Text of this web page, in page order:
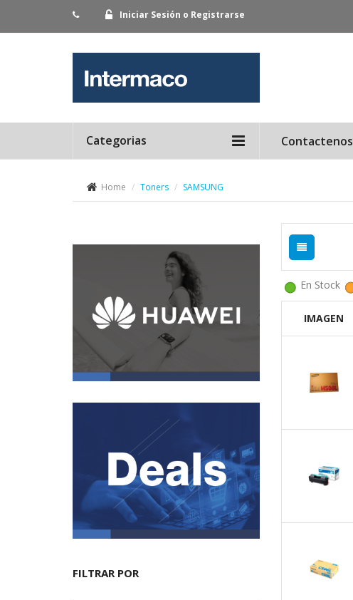
Iniciar Sesión o Registrarse
Categorias Contactenos
Home Toners SAMSUNG
FILTRAR POR
En Stock
IMAGEN